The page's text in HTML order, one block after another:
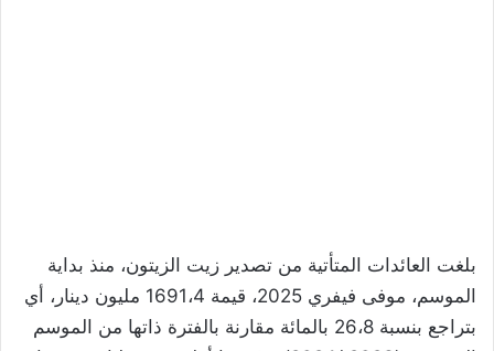
بلغت العائدات المتأتية من تصدير زيت الزيتون، منذ بداية
الموسم، موفى فيفري 2025، قيمة 1691،4 مليون دينار، أي
بتراجع بنسبة 26،8 بالمائة مقارنة بالفترة ذاتها من الموسم